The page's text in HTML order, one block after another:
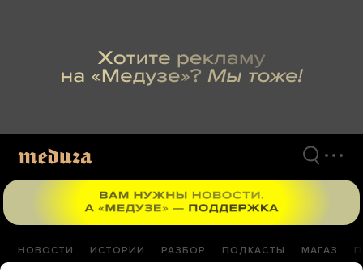
НОВОСТИ ИСТОРИИ РАЗБОР ПОДКАСТЫ МАГАЗ